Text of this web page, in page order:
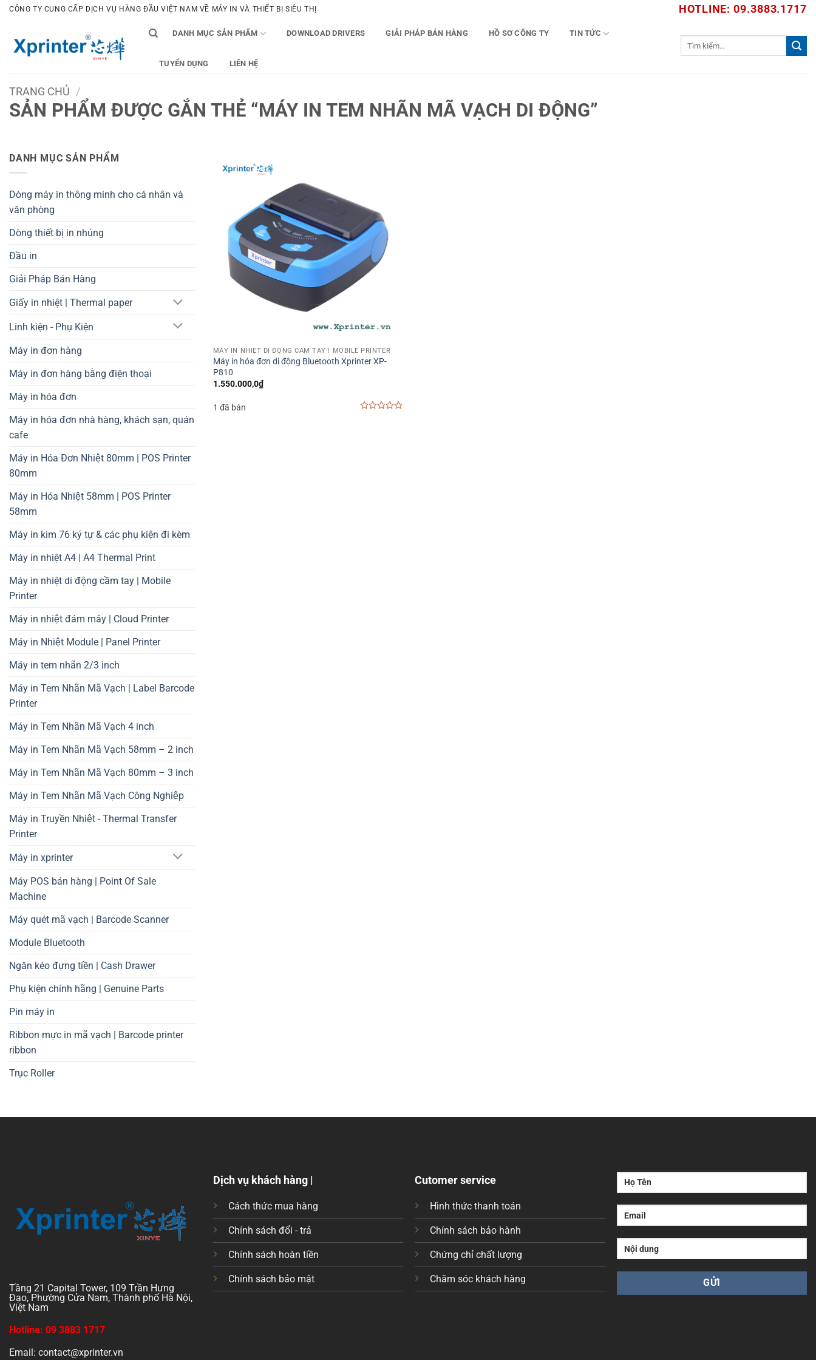
Bỏ
dung
CÔNG TY CUNG CẤP DỊCH VỤ HÀNG ĐẦU VIỆT NAM VỀ MÁY IN VÀ THIẾT BỊ SIÊU THỊ HOTLINE: 09.3883.1717
DANH MỤC SẢN PHẨM DOWNLOAD DRIVERS GIẢI PHÁP BÁN HÀNG HỒ SƠ CÔNG TY TIN TỨC
TUYỂN DỤNG LIÊN HỆ
TRANG CHỦ /
SẢN PHẨM ĐƯỢC GẮN THẺ “MÁY IN TEM NHÃN MÃ VẠCH DI ĐỘNG”
DANH MỤC SẢN PHẨM
Dòng máy in thông minh cho cá nhân và
văn phòng
Dòng thiết bị in nhúng
Đầu in
Giải Pháp Bán Hàng
Giấy in nhiệt | Thermal paper
Linh kiện - Phụ Kiện
Máy in đơn hàng
Máy in đơn hàng bằng điện thoại
Máy in hóa đơn
Máy in hóa đơn nhà hàng, khách sạn, quán
cafe
Máy in Hóa Đơn Nhiệt 80mm | POS Printer
80mm
Máy in Hóa Nhiệt 58mm | POS Printer
58mm
Máy in kim 76 ký tự & các phụ kiện đi kèm
Máy in nhiệt A4 | A4 Thermal Print
Máy in nhiệt di động cầm tay | Mobile
Printer
Máy in nhiệt đám mây | Cloud Printer
Máy in Nhiệt Module | Panel Printer
Máy in tem nhãn 2/3 inch
Máy in Tem Nhãn Mã Vạch | Label Barcode
Printer
Máy in Tem Nhãn Mã Vạch 4 inch
Máy in Tem Nhãn Mã Vạch 58mm – 2 inch
Máy in Tem Nhãn Mã Vạch 80mm – 3 inch
Máy in Tem Nhãn Mã Vạch Công Nghiệp
Máy in Truyền Nhiệt - Thermal Transfer
Printer
Máy in xprinter
Máy POS bán hàng | Point Of Sale
Machine
Máy quét mã vạch | Barcode Scanner
Module Bluetooth
Ngăn kéo đựng tiền | Cash Drawer
Phụ kiện chính hãng | Genuine Parts
Pin máy in
Ribbon mực in mã vạch | Barcode printer
ribbon
Trục Roller
MÁY IN NHIỆT DI ĐỘNG CẦM TAY | MOBILE PRINTER
Máy in hóa đơn di động Bluetooth Xprinter XP-
P810
1.550.000,0₫
1 đã bán
Tầng 21 Capital Tower, 109 Trần Hưng
Đạo, Phường Cửa Nam, Thành phố Hà Nội,
Việt Nam
Hotline: 09 3883 1717
Email: contact@xprinter.vn
Dịch vụ khách hàng |
Cách thức mua hàng
Chính sách đổi - trả
Chính sách hoàn tiền
Chính sách bảo mật
Cutomer service
Hình thức thanh toán
Chính sách bảo hành
Chứng chỉ chất lượng
Chăm sóc khách hàng